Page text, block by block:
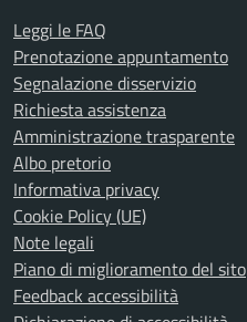
Leggi le FAQ
Prenotazione appuntamento
Segnalazione disservizio
Richiesta assistenza
Amministrazione trasparente
Albo pretorio
Informativa privacy
Cookie Policy (UE)
Note legali
Piano di miglioramento del sito
Feedback accessibilità